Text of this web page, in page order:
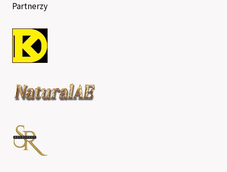
Partnerzy